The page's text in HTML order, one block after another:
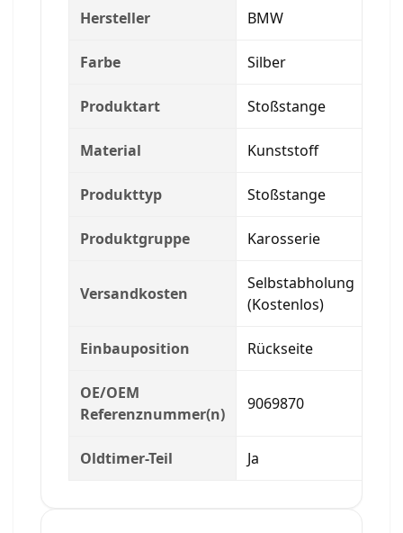
Hersteller BMW
Farbe Silber
Produktart Stoßstange
Material Kunststoff
Produkttyp Stoßstange
Produktgruppe Karosserie
Versandkosten
Selbstabholung
(Kostenlos)
Einbauposition Rückseite
OE/OEM
Referenznummer(n)
9069870
Oldtimer-Teil Ja